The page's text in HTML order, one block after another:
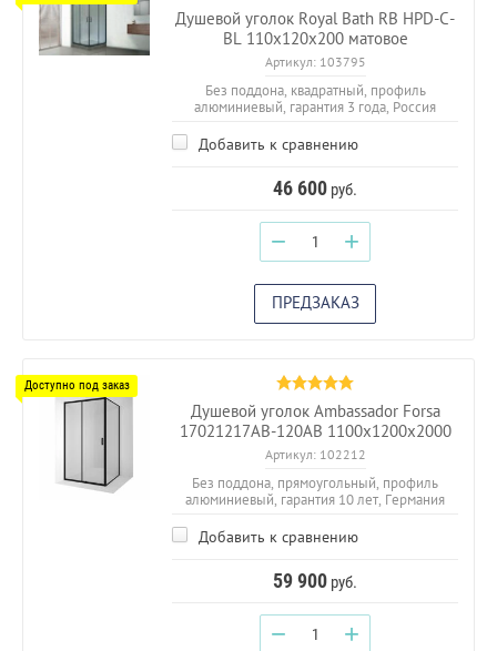
Душевой уголок Royal Bath RB HPD-C-
BL 110х120х200 матовое
Артикул:103795
Без поддона, квадратный, профиль
алюминиевый, гарантия 3 года, Россия
Добавить к сравнению
46 600 руб.
− +
ПРЕДЗАКАЗ
Душевой уголок Ambassador Forsa
17021217AB-120AB 1100х1200x2000
Артикул:102212
Без поддона, прямоугольный, профиль
алюминиевый, гарантия 10 лет, Германия
Добавить к сравнению
59 900 руб.
− +